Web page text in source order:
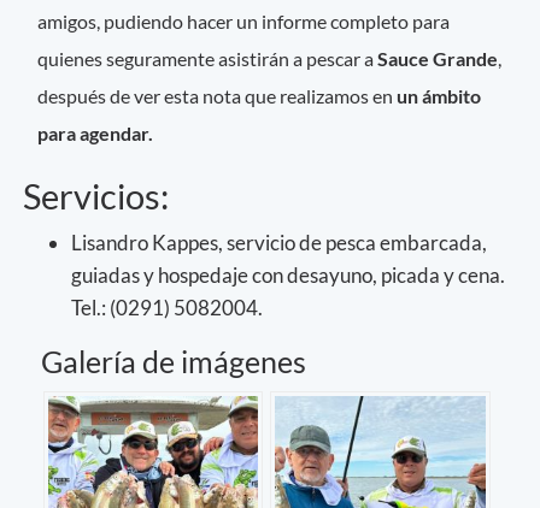
amigos, pudiendo hacer un informe completo para
quienes seguramente asistirán a pescar aSauce Grande,
después de ver esta nota que realizamos en un ámbito
para agendar.
Servicios:
Lisandro Kappes, servicio de pesca embarcada,
guiadas y hospedaje con desayuno, picada y cena.
Tel.: (0291) 5082004.
Galería de imágenes